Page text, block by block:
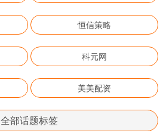
恒信策略
科元网
美美配资
全部话题标签